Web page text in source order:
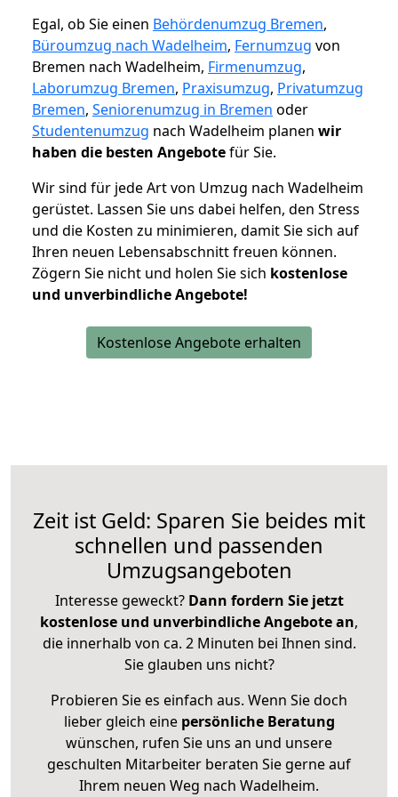
Egal, ob Sie einen Behördenumzug Bremen,
Büroumzug nach Wadelheim, Fernumzug von
Bremen nach Wadelheim, Firmenumzug,
Laborumzug Bremen, Praxisumzug, Privatumzug
Bremen, Seniorenumzug in Bremen oder
Studentenumzug nach Wadelheim planen wir
haben die besten Angebotefür Sie.
Wir sind für jede Art von Umzug nach Wadelheim
gerüstet. Lassen Sie uns dabei helfen, den Stress
und die Kosten zu minimieren, damit Sie sich auf
Ihren neuen Lebensabschnitt freuen können.
Zögern Sie nicht und holen Sie sich kostenlose
und unverbindliche Angebote!
Kostenlose Angebote erhalten
Zeit ist Geld: Sparen Sie beides mit
schnellen und passenden
Umzugsangeboten
Interesse geweckt? Dann fordern Sie jetzt
kostenlose und unverbindliche Angebote an,
die innerhalb von ca. 2 Minuten bei Ihnen sind.
Sie glauben uns nicht?
Probieren Sie es einfach aus. Wenn Sie doch
lieber gleich eine persönliche Beratung
wünschen, rufen Sie uns an und unsere
geschulten Mitarbeiter beraten Sie gerne auf
Ihrem neuen Weg nach Wadelheim.